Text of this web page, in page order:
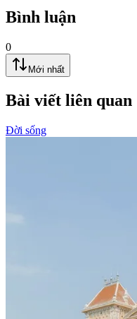
Bình luận
0
Mới nhất
Bài viết liên quan
Đời sống